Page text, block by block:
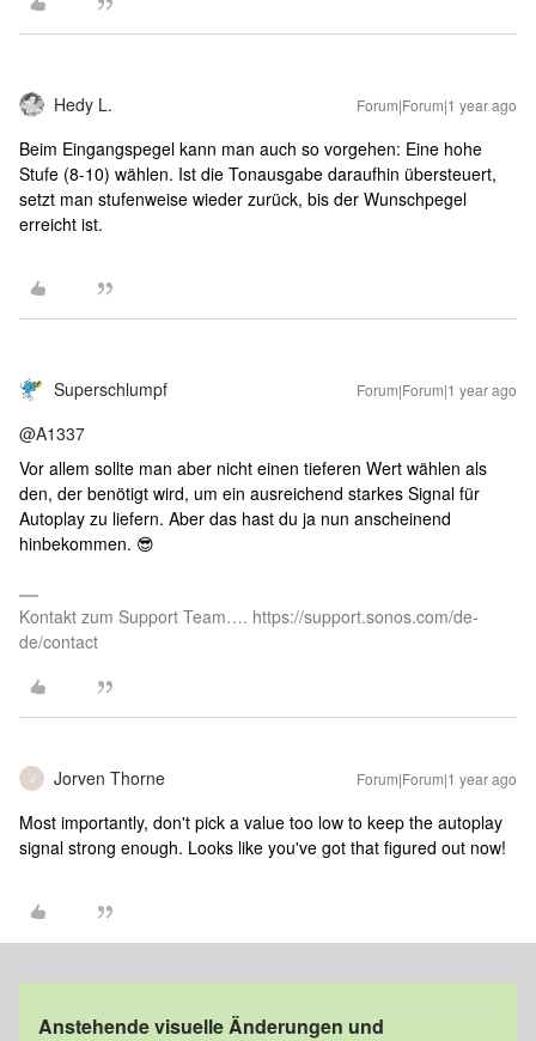
Hedy L. Forum|Forum|1 year ago
Beim Eingangspegel kann man auch so vorgehen: Eine hohe
Stufe (8-10) wählen. Ist die Tonausgabe daraufhin übersteuert,
setzt man stufenweise wieder zurück, bis der Wunschpegel
erreicht ist.
Superschlumpf Forum|Forum|1 year ago
@A1337
Vor allem sollte man aber nicht einen tieferen Wert wählen als
den, der benötigt wird, um ein ausreichend starkes Signal für
Autoplay zu liefern. Aber das hast du ja nun anscheinend
hinbekommen. 😎
Kontakt zum Support Team…. https://support.sonos.com/de-
de/contact
J Jorven Thorne Forum|Forum|1 year ago
Most importantly, don't pick a value too low to keep the autoplay
signal strong enough. Looks like you've got that figured out now!
Anstehende visuelle Änderungen und